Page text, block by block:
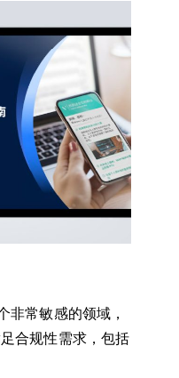
常敏感的领域，
合规性需求，包括